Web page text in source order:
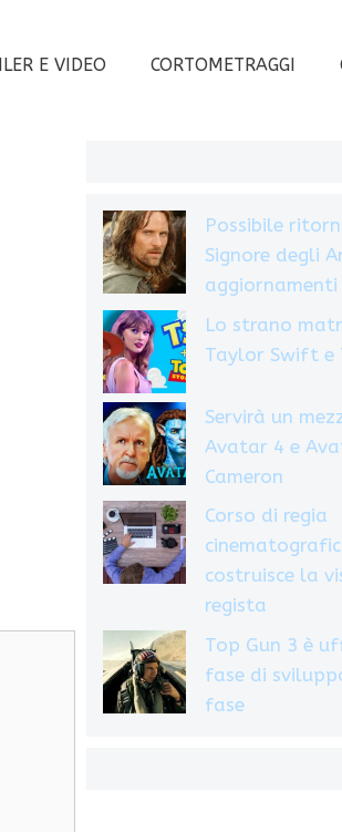
E VIDEO CORTOMETRAGGI
Possibile
Signore degli
aggiornamenti
Lo strano
Taylor Swift e
Servirà un
Avatar 4 e
Cameron
Corso di regia
costruisce la
regista
Top Gun 3 è
fase di
fase